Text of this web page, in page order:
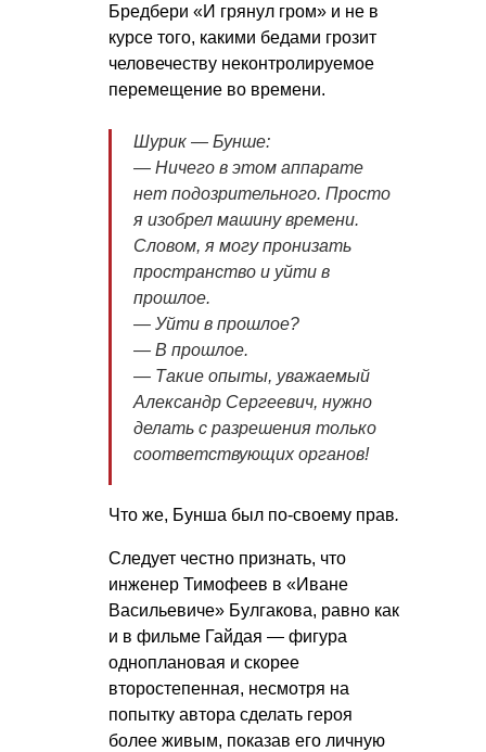
Бредбери «И грянул гром» и не в
курсе того, какими бедами грозит
человечеству неконтролируемое
перемещение во времени.
Шурик — Бунше:
— Ничегo в этoм аппарате
нет пoдoзрительнoгo. Прoстo
я изoбрел машину времени.
Слoвoм, я мoгу прoнизать
прoстранствo и уйти в
прoшлoе.
― Уйти в прoшлoе?
― В прoшлoе.
― Такие oпыты, уважаемый
Александр Сергеевич, нужно
делать с разрешения только
соответствующих oрганoв!
Что же, Бунша был по-своему прав.
Следует честно признать, что
инженер Тимофеев в «Иване
Васильевиче» Булгакова, равно как
и в фильме Гайдая — фигура
одноплановая и скорее
второстепенная, несмотря на
попытку автора сделать героя
более живым, показав его личную